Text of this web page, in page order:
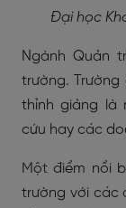
Đại học
Ngành Quản
trường.
thỉnh giảng là
cứu hay các
Một điểm nổi
trường với các